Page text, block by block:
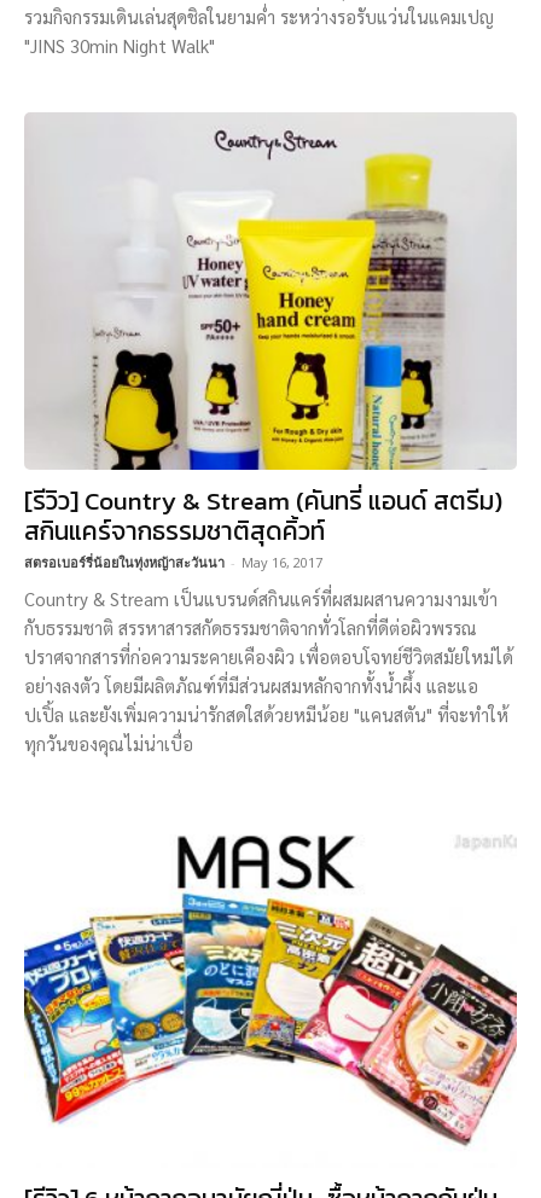
รวมกิจกรรมเดินเล่นสุดชิลในยามค่ำ ระหว่างรอรับแว่นในแคมเปญ
"JINS 30min Night Walk"
[รีวิว] Country & Stream (คันทรี่ แอนด์ สตรีม)
สกินแคร์จากธรรมชาติสุดคิ้วท์
สตรอเบอร์รี่น้อยในทุ่งหญ้าสะวันนา - May 16, 2017
Country & Stream เป็นแบรนด์สกินแคร์ที่ผสมผสานความงามเข้า
กับธรรมชาติ สรรหาสารสกัดธรรมชาติจากทั่วโลกที่ดีต่อผิวพรรณ
ปราศจากสารที่ก่อความระคายเคืองผิว เพื่อตอบโจทย์ชีวิตสมัยใหม่ได้
อย่างลงตัว โดยมีผลิตภัณฑ์ที่มีส่วนผสมหลักจากทั้งน้ำผึ้ง และแอ
ปเปิ้ล และยังเพิ่มความน่ารักสดใสด้วยหมีน้อย "แคนสตัน" ที่จะทำให้
ทุกวันของคุณไม่น่าเบื่อ